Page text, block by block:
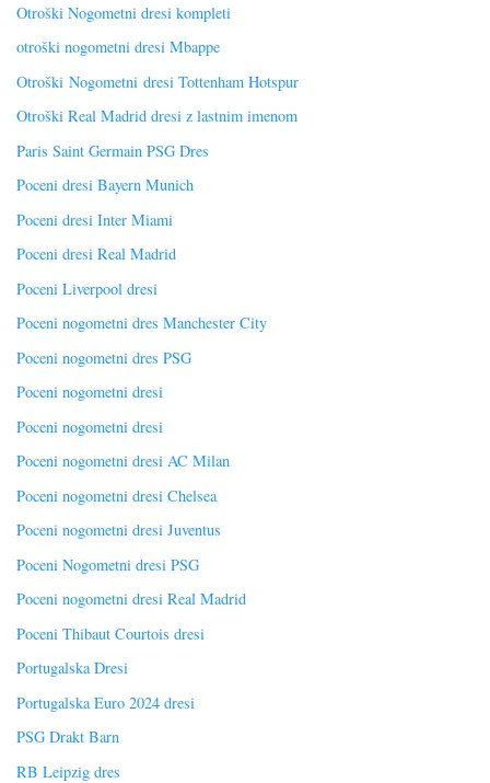
Otroški Nogometni dresi kompleti
otroški nogometni dresi Mbappe
Otroški Nogometni dresi Tottenham Hotspur
Otroški Real Madrid dresi z lastnim imenom
Paris Saint Germain PSG Dres
Poceni dresi Bayern Munich
Poceni dresi Inter Miami
Poceni dresi Real Madrid
Poceni Liverpool dresi
Poceni nogometni dres Manchester City
Poceni nogometni dres PSG
Poceni nogometni dresi
Poceni nogometni dresi
Poceni nogometni dresi AC Milan
Poceni nogometni dresi Chelsea
Poceni nogometni dresi Juventus
Poceni Nogometni dresi PSG
Poceni nogometni dresi Real Madrid
Poceni Thibaut Courtois dresi
Portugalska Dresi
Portugalska Euro 2024 dresi
PSG Drakt Barn
RB Leipzig dres